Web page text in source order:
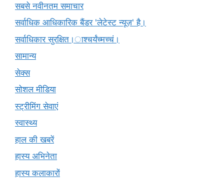
सबसे नवीनतम समाचार
सर्वाधिक आधिकारिक बैंडर 'लेटेस्ट न्यूज़' है।
सर्वाधिकार सुरक्षित।ाश्चर्यंच्मच्चं।
सामान्य
सेक्स
सोशल मीडिया
स्ट्रीमिंग सेवाएं
स्वास्थ्य
हाल की खबरें
हास्य अभिनेता
हास्य कलाकारों